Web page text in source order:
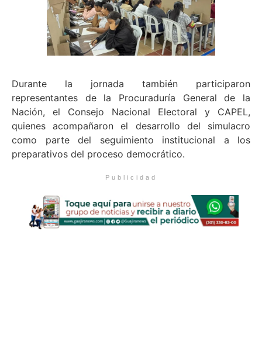
Durante la jornada también participaron
representantes de la Procuraduría General de la
Nación, el Consejo Nacional Electoral y CAPEL,
quienes acompañaron el desarrollo del simulacro
como parte del seguimiento institucional a los
preparativos del proceso democrático.
Publicidad